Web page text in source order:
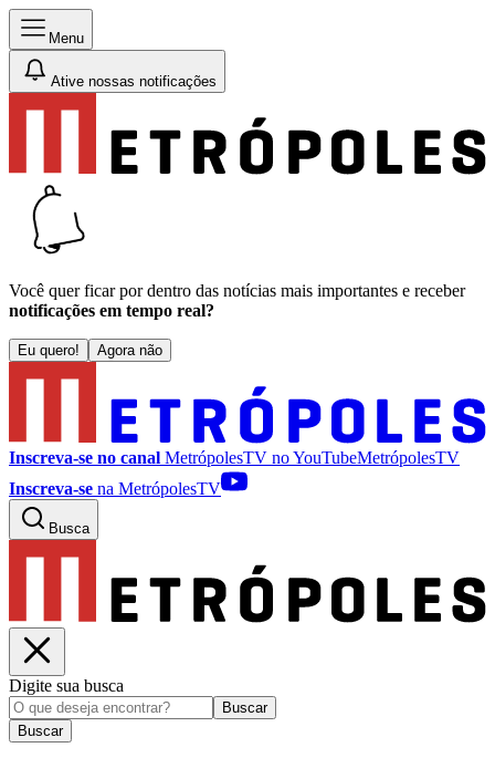
Menu
Ative nossas notificações
Você quer ficar por dentro das notícias mais importantes e receber
notificações em tempo real?
Eu quero! Agora não
Inscreva-se no canal MetrópolesTV noYouTubeMetrópolesTV
Inscreva-se na MetrópolesTV
Busca
Digite sua busca
Buscar
Buscar